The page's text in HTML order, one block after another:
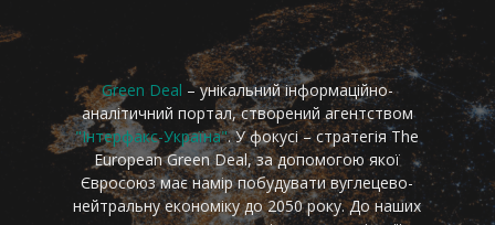
Green Deal – унікальний інформаційно-
аналітичний портал, створений агентством
"Інтерфакс-Україна". У фокусі – стратегія The
European Green Deal, за допомогою якої
Євросоюз має намір побудувати вуглецево-
нейтральну економіку до 2050 року. До наших